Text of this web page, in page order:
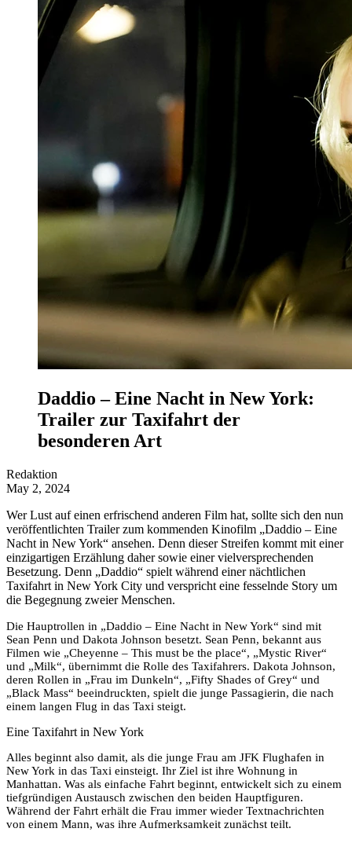
Daddio – Eine Nacht in New York:
Trailer zur Taxifahrt der
besonderen Art
Redaktion
May 2, 2024
Wer Lust auf einen erfrischend anderen Film hat, sollte sich den nun
veröffentlichten Trailer zum kommenden Kinofilm „Daddio – Eine
Nacht in New York“ ansehen. Denn dieser Streifen kommt mit einer
einzigartigen Erzählung daher sowie einer vielversprechenden
Besetzung. Denn „Daddio“ spielt während einer nächtlichen
Taxifahrt in New York City und verspricht eine fesselnde Story um
die Begegnung zweier Menschen.
Die Hauptrollen in „Daddio – Eine Nacht in New York“ sind mit
Sean Penn und Dakota Johnson besetzt. Sean Penn, bekannt aus
Filmen wie „Cheyenne – This must be the place“, „Mystic River“
und „Milk“, übernimmt die Rolle des Taxifahrers. Dakota Johnson,
deren Rollen in „Frau im Dunkeln“, „Fifty Shades of Grey“ und
„Black Mass“ beeindruckten, spielt die junge Passagierin, die nach
einem langen Flug in das Taxi steigt.
Eine Taxifahrt in New York
Alles beginnt also damit, als die junge Frau am JFK Flughafen in
New York in das Taxi einsteigt. Ihr Ziel ist ihre Wohnung in
Manhattan. Was als einfache Fahrt beginnt, entwickelt sich zu einem
tiefgründigen Austausch zwischen den beiden Hauptfiguren.
Während der Fahrt erhält die Frau immer wieder Textnachrichten
von einem Mann, was ihre Aufmerksamkeit zunächst teilt.